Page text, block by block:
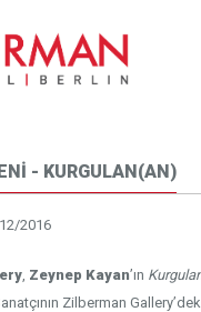
- KURGULAN(AN)
2016
, Zeynep Kayan’ın
Zilberman